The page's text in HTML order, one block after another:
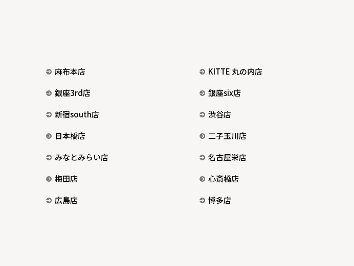
麻布本店
KITTE 丸の内店
銀座3rd店
銀座six店
新宿south店
渋谷店
日本橋店
二子玉川店
みなとみらい店
名古屋栄店
梅田店
心斎橋店
広島店
博多店